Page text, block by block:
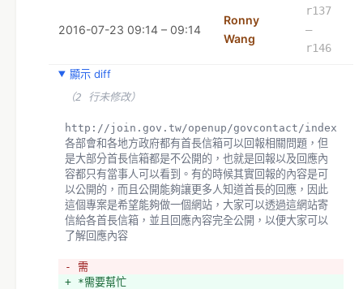
也會變，於是就急著想過馬路，很容易就發生差點被車撞
到的情況，這部分可以去觀察就會發現這情況天天都在上
演，而我也相信這情況應該不只是府中的路口會有。
+ *我建議交通部可以研擬看看，紅綠燈假如全面幫行人穿
越燈的紅燈也加入時間倒數功能，讓行人只要專心看行人
車行的燈的倒數反而誤判
2016-07-23 09:14 – 09:14
Ronny
Wang
r137
–
r146
顯示 diff
（2 行未修改）
http://join.gov.tw/openup/govcontact/index
各部會和各地方政府都有首長信箱可以回報相關問題，但
是大部分首長信箱都是不公開的，也就是回報以及回應內
容都只有當事人可以看到。有的時候其實回報的內容是可
以公開的，而且公開能夠讓更多人知道首長的回應，因此
這個專案是希望能夠做一個網站，大家可以透過這網站寄
信給各首長信箱，並且回應內容完全公開，以便大家可以
了解回應內容
- 需
+ *需要幫忙